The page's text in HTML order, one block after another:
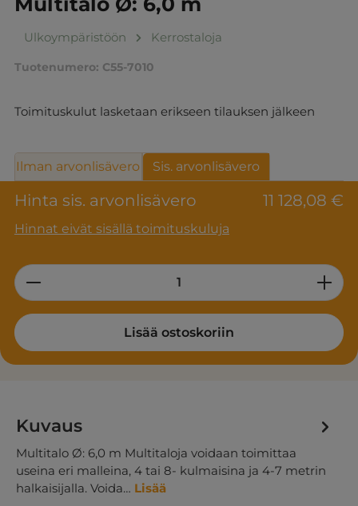
Ulkoympäristöön Kerrostaloja
Tuotenumero: C55-7010
Toimituskulut lasketaan erikseen tilauksen jälkeen
Hinta sis. arvonlisävero 11 128,08 €
Hinnat eivät sisällä toimituskuluja
Ilman arvonlisävero Sis. arvonlisävero
Product Quantity: Enter the desired
Lisää ostoskoriin
Kuvaus
Multitalo Ø: 6,0 m Multitaloja voidaan toimittaa
useina eri malleina, 4 tai 8- kulmaisina ja 4-7 metrin
halkaisijalla. Voida… Lisää